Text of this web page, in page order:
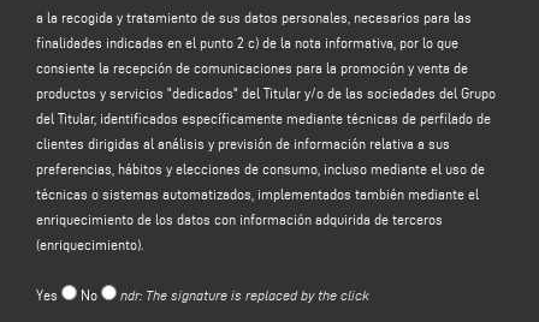
artículo 6, apartado 1, letra f), del GDPR para ser identificado en la expectativa
razonable de que usted esperaría que sus datos personales fueran
procesados por el Controlador para responder a su solicitud de contacto;
enviarle comunicaciones promocionales sobre los servicios y productos
del Responsable y/o las empresas del Grupo
del Responsable y/o eventos
organizados por ellos o ponerse en contacto con usted con fines de estudio
de mercado mediante contacto telefónico con un operador o mediante
métodos de contacto automatizados (por ejemplo, campañas automatizadas
de correo electrónico, SMS, contacto telefónico automatizado, mensajería
instantánea, etc.); la base jurídica para el tratamiento de los datos es la
letra a), del GDPR;
a la recogida y tratamiento de sus datos personales, necesarios para las
finalidades indicadas en el punto 2 c) de la nota informativa, por lo que
consiente la recepción de comunicaciones para la promoción y venta de
productos y servicios "dedicados" del Titular y/o de las sociedades del Grupo
del Titular, identificados específicamente mediante técnicas de perfilado de
clientes dirigidas al análisis y previsión de información relativa a sus
preferencias, hábitos y elecciones de consumo, incluso mediante el uso de
técnicas o sistemas automatizados, implementados también mediante el
enriquecimiento de los datos con información adquirida de terceros
(enriquecimiento).
Yes No ndr: The signature is replaced by the click